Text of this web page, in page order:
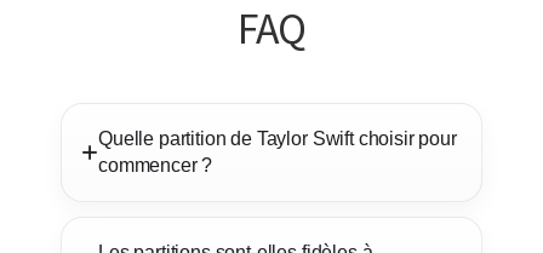
FAQ
Quelle partition de Taylor Swift choisir pour
commencer ?